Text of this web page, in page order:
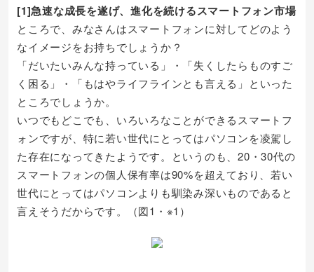
[1]急速な成長を遂げ、進化を続けるスマートフォン市場
ところで、みなさんはスマートフォンに対してどのよう
なイメージをお持ちでしょうか？
「だいたいみんな持っている」・「失くしたらものすご
く困る」・「もはやライフラインとも言える」といった
ところでしょうか。
いつでもどこでも、いろいろなことができるスマートフ
ォンですが、特に若い世代にとってはパソコンを凌駕し
た存在になってきたようです。というのも、20・30代の
スマートフォンの個人保有率は90%を超えており、若い
世代にとってはパソコンよりも馴染み深いものであると
言えそうだからです。（図1・※1）